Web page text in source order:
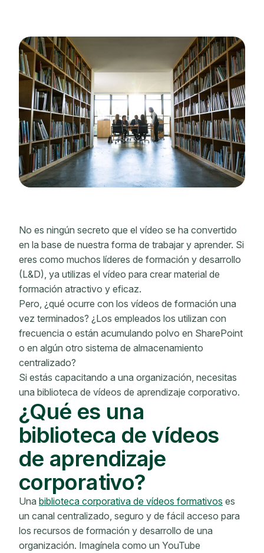
No es ningún secreto que el vídeo se ha convertido
en la base de nuestra forma de trabajar y aprender. Si
eres como muchos líderes de formación y desarrollo
(L&D), ya utilizas el vídeo para crear material de
formación atractivo y eficaz.
Pero, ¿qué ocurre con los vídeos de formación una
vez terminados? ¿Los empleados los utilizan con
frecuencia o están acumulando polvo en SharePoint
o en algún otro sistema de almacenamiento
centralizado?
Si estás capacitando a una organización, necesitas
una biblioteca de vídeos de aprendizaje corporativo.
¿Qué es una
biblioteca de vídeos
de aprendizaje
corporativo?
Una biblioteca corporativa de vídeos formativos es
un canal centralizado, seguro y de fácil acceso para
los recursos de formación y desarrollo de una
organización. Imagínela como un YouTube